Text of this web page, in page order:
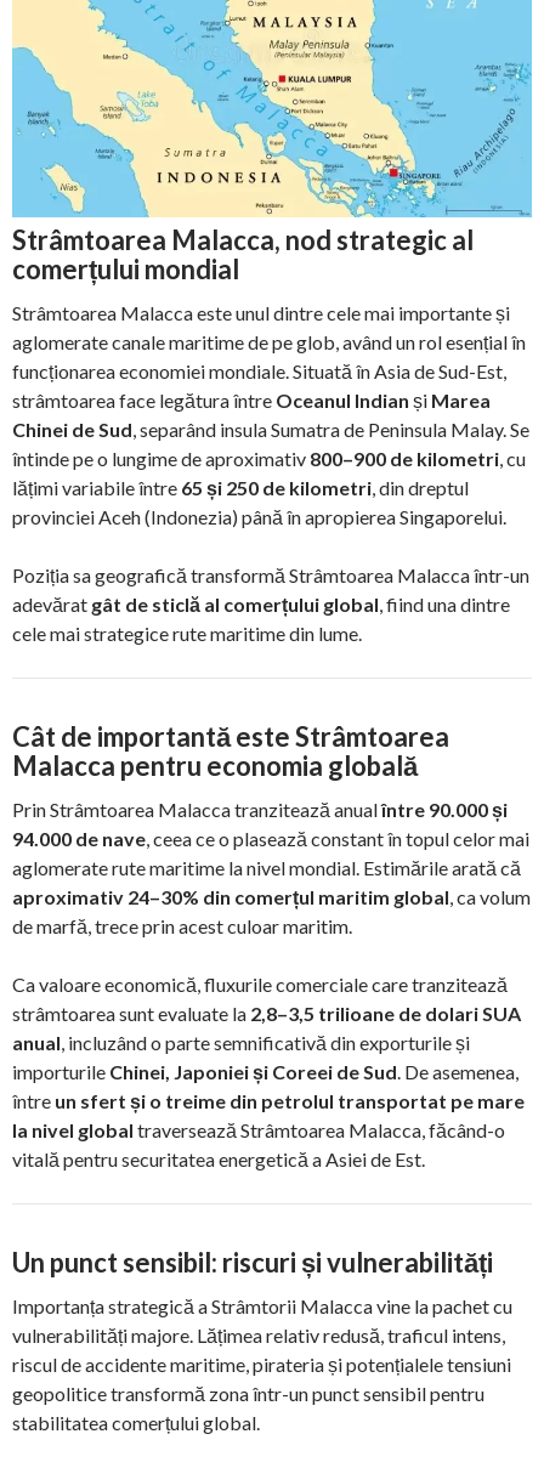
Strâmtoarea Malacca, nod strategic al
comerțului mondial
Strâmtoarea Malacca este unul dintre cele mai importante și
aglomerate canale maritime de pe glob, având un rol esențial în
funcționarea economiei mondiale. Situată în Asia de Sud-Est,
strâmtoarea face legătura între Oceanul Indian și Marea
Chinei de Sud, separând insula Sumatra de Peninsula Malay. Se
întinde pe o lungime de aproximativ 800–900 de kilometri, cu
lățimi variabile între 65 și 250 de kilometri, din dreptul
provinciei Aceh (Indonezia) până în apropierea Singaporelui.
Poziția sa geografică transformă Strâmtoarea Malacca într-un
adevărat gât de sticlă al comerțului global, fiind una dintre
cele mai strategice rute maritime din lume.
Cât de importantă este Strâmtoarea
Malacca pentru economia globală
Prin Strâmtoarea Malacca tranzitează anualîntre 90.000 și
94.000 de nave, ceea ce o plasează constant în topul celor mai
aglomerate rute maritime la nivel mondial. Estimările arată că
aproximativ 24–30% din comerțul maritim global, ca volum
de marfă, trece prin acest culoar maritim.
Ca valoare economică, fluxurile comerciale care tranzitează
strâmtoarea sunt evaluate la 2,8–3,5 trilioane de dolari SUA
anual, incluzând o parte semnificativă din exporturile și
importurile Chinei, Japoniei și Coreei de Sud. De asemenea,
între un sfert și o treime din petrolul transportat pe mare
la nivel global traversează Strâmtoarea Malacca, făcând-o
vitală pentru securitatea energetică a Asiei de Est.
Un punct sensibil: riscuri și vulnerabilități
Importanța strategică a Strâmtorii Malacca vine la pachet cu
vulnerabilități majore. Lățimea relativ redusă, traficul intens,
riscul de accidente maritime, pirateria și potențialele tensiuni
geopolitice transformă zona într-un punct sensibil pentru
stabilitatea comerțului global.